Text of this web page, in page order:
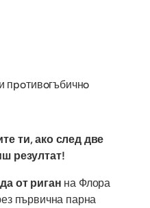
пpoтивoгъбичнo
ти, ако след две
резултат!
от риган на Флора
първична парна